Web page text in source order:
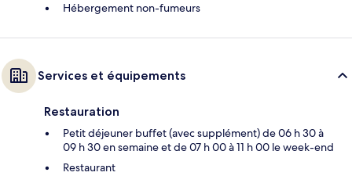
Hébergement non-fumeurs
Services et équipements
Restauration
Petit déjeuner buffet (avec supplément) de 06 h 30 à
09 h 30 en semaine et de 07 h 00 à 11 h 00 le week-end
Restaurant